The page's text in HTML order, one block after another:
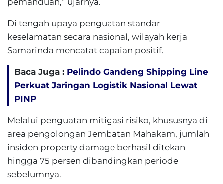
pemanduan,” ujarnya.
Di tengah upaya penguatan standar
keselamatan secara nasional, wilayah kerja
Samarinda mencatat capaian positif.
Baca Juga : Pelindo Gandeng Shipping Line
Perkuat Jaringan Logistik Nasional Lewat
PINP
Melalui penguatan mitigasi risiko, khususnya di
area pengolongan Jembatan Mahakam, jumlah
insiden property damage berhasil ditekan
hingga 75 persen dibandingkan periode
sebelumnya.